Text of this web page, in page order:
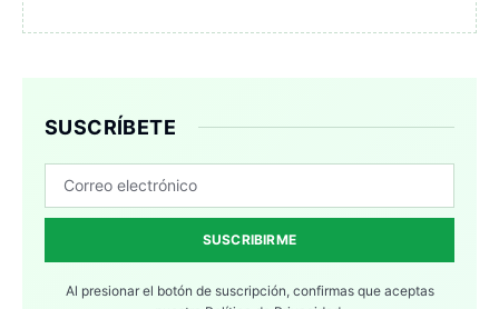
SUSCRÍBETE
SUSCRIBIRME
Al presionar el botón de suscripción, confirmas que aceptas